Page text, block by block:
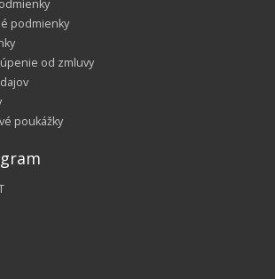
podmienky
od zmluvy
poukážky